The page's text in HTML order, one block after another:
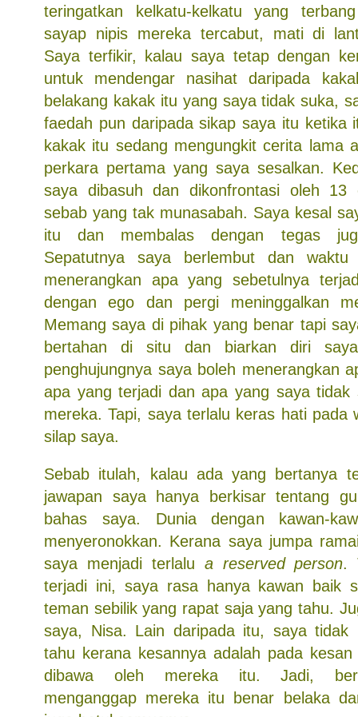
teringatkan kelkatu-kelkatu yang
sayap nipis mereka tercabut, mati di
Saya terfikir, kalau saya tetap dengan
untuk mendengar nasihat daripada
belakang kakak itu yang saya tidak suka,
faedah pun daripada sikap saya itu ketika
kakak itu sedang mengungkit cerita lama
perkara pertama yang saya sesalkan.
saya dibasuh dan dikonfrontasi oleh 13
sebab yang tak munasabah. Saya kesal
itu dan membalas dengan tegas
Sepatutnya saya berlembut dan
menerangkan apa yang sebetulnya
dengan ego dan pergi meninggalkan
Memang saya di pihak yang benar tapi
bertahan di situ dan biarkan diri
penghujungnya saya boleh menerangkan
apa yang terjadi dan apa yang saya tidak
mereka. Tapi, saya terlalu keras hati pada
silap saya.
Sebab itulah, kalau ada yang bertanya
jawapan saya hanya berkisar tentang
bahas saya. Dunia dengan kawan-
menyeronokkan. Kerana saya jumpa
saya menjadi terlalu a reserved person.
terjadi ini, saya rasa hanya kawan baik
teman sebilik yang rapat saja yang tahu.
saya, Nisa. Lain daripada itu, saya tidak
tahu kerana kesannya adalah pada
dibawa oleh mereka itu. Jadi,
menganggap mereka itu benar belaka